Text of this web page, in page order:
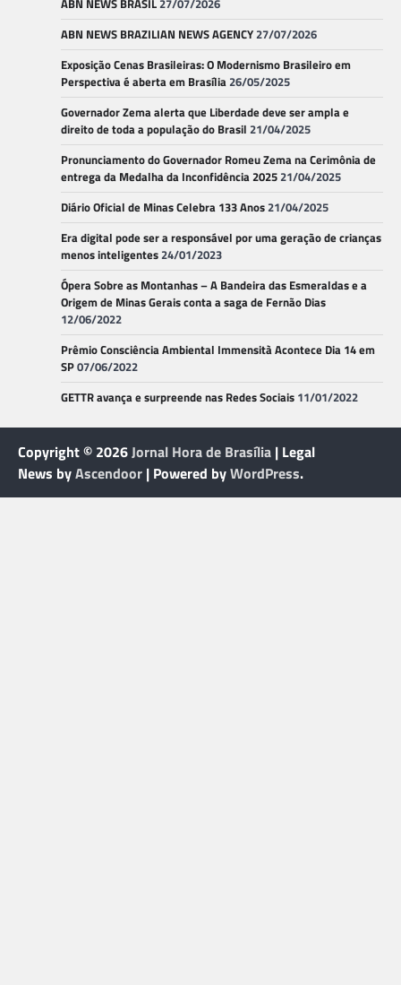
ABN NEWS BRASIL27/07/2026
ABN NEWS BRAZILIAN NEWS AGENCY27/07/2026
Exposição Cenas Brasileiras: O Modernismo Brasileiro em
Perspectiva é aberta em Brasília26/05/2025
Governador Zema alerta que Liberdade deve ser ampla e
direito de toda a população do Brasil 21/04/2025
Pronunciamento do Governador Romeu Zema na Cerimônia de
entrega da Medalha da Inconfidência 202521/04/2025
Diário Oficial de Minas Celebra 133 Anos21/04/2025
Era digital pode ser a responsável por uma geração de crianças
menos inteligentes24/01/2023
Ópera Sobre as Montanhas – A Bandeira das Esmeraldas e a
Origem de Minas Gerais conta a saga de Fernão Dias
12/06/2022
Prêmio Consciência Ambiental Immensità Acontece Dia 14 em
SP07/06/2022
GETTR avança e surpreende nas Redes Sociais 11/01/2022
Copyright © 2026Jornal Hora de Brasília | Legal
News byAscendoor | Powered byWordPress.